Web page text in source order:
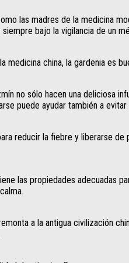
las madres de la medicina
bajo la vigilancia de un
medicina china, la gardenia es
no sólo hacen una deliciosa
puede ayudar también a
reducir la fiebre y liberarse
las propiedades adecuadas
a la antigua civilización